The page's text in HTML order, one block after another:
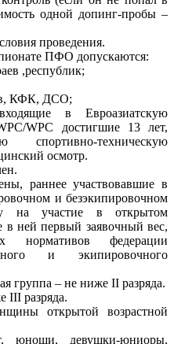
одной допинг-пробы –
проведения.
ПФО допускаются:
,республик;
КФК, ДСО;
в Евроазиатскую
WPC достигшие 13 лет,
спортивно-техническую
осмотр.
раннее участвовавшие в
и безэкипировочном
на участие в открытом
ней первый заявочный вес,
нормативов федерации
и экипировочного
группа – не ниже II разряда.
разряда.
открытой возрастной
юноши, девушки-юниоры,